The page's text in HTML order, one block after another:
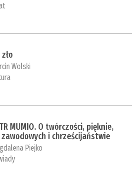
Wolski
MUMIO. O twórczości, pięknie,
i chrześcijaństwie
Piejko